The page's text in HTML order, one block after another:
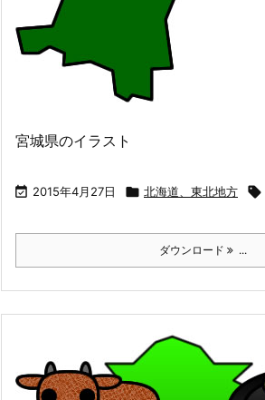
宮城県のイラスト
 2015年4月27日  北海道、東北地方 
ダウンロード ...